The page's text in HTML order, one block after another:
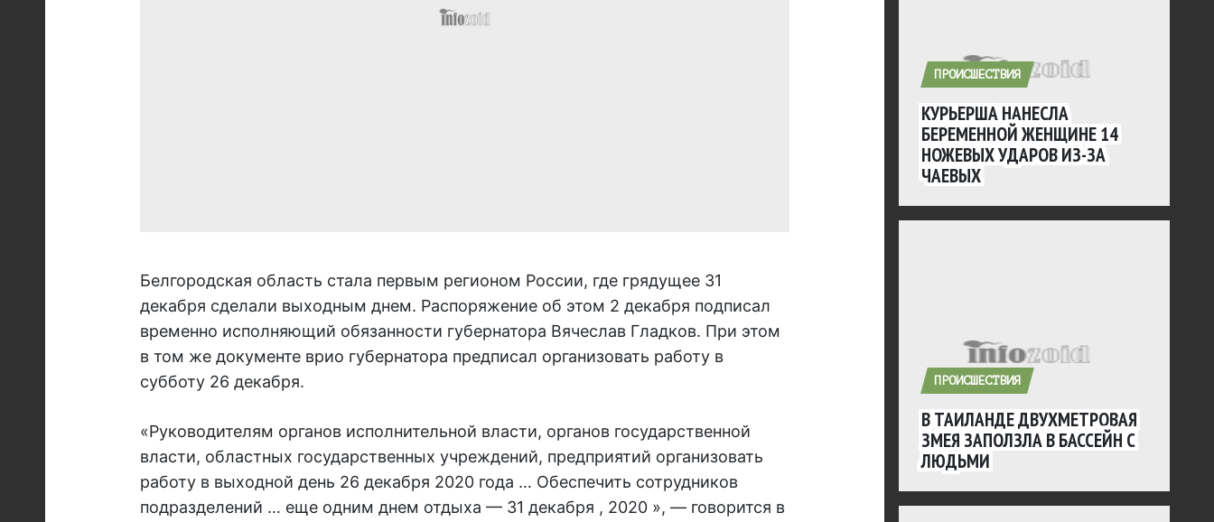
Белгородская область стала первым регионом России, где грядущее 31
декабря сделали выходным днем. Распоряжение об этом 2 декабря подписал
временно исполняющий обязанности губернатора Вячеслав Гладков. При этом
в том же документе врио губернатора предписал организовать работу в
субботу 26 декабря.
«Руководителям органов исполнительной власти, органов государственной
власти, областных государственных учреждений, предприятий организовать
работу в выходной день 26 декабря 2020 года … Обеспечить сотрудников
подразделений … еще одним днем ​​отдыха — 31 декабря , 2020 », — говорится в
ПРОИСШЕСТВИЯ
КУРЬЕРША НАНЕСЛА
БЕРЕМЕННОЙ ЖЕНЩИНЕ 14
НОЖЕВЫХ УДАРОВ ИЗ-ЗА
ЧАЕВЫХ
ПРОИСШЕСТВИЯ
В ТАИЛАНДЕ ДВУХМЕТРОВАЯ
ЗМЕЯ ЗАПОЛЗЛА В БАССЕЙН С
ЛЮДЬМИ